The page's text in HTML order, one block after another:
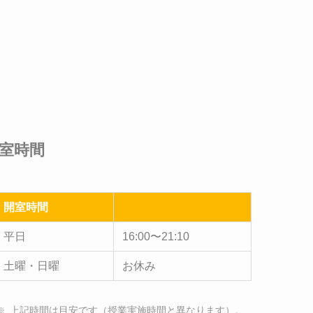
時間
開室時間
平日 16:00〜21:10
土曜・日曜 お休み
上記時間は目安です（授業実施時間と異なります）。